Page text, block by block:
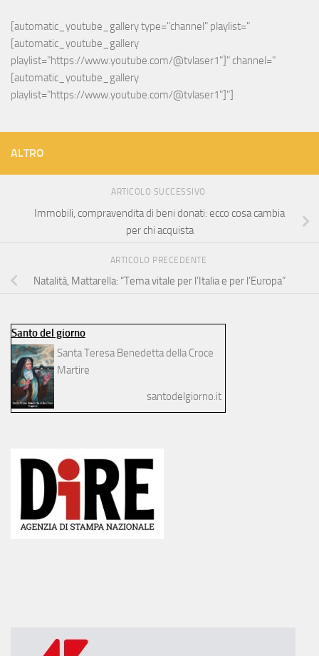
[automatic_youtube_gallery type="channel" playlist="
[automatic_youtube_gallery
playlist="https://www.youtube.com/@tvlaser1"]" channel="
[automatic_youtube_gallery
playlist="https://www.youtube.com/@tvlaser1"]"]
ALTRO
ARTICOLO SUCCESSIVO
Immobili, compravendita di beni donati: ecco cosa cambia
per chi acquista
ARTICOLO PRECEDENTE
Natalità, Mattarella: “Tema vitale per l’Italia e per l’Europa”
Santo del giorno
Santa Teresa Benedetta della Croce
Martire
santodelgiorno.it